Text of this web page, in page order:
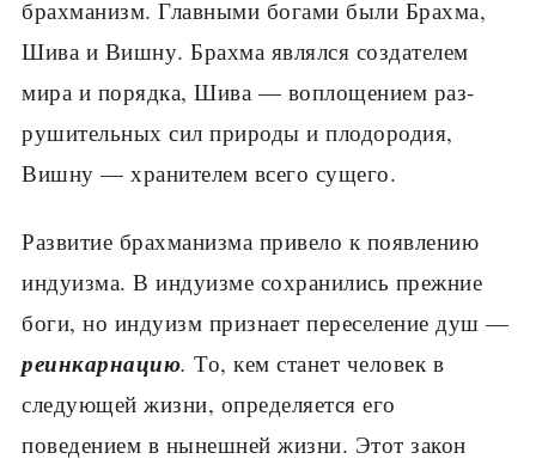
брахманизм. Главными богами были Брахма,
Шива и Вишну. Брахма являлся создателем
мира и порядка, Шива — воплощением раз­
рушительных сил природы и плодородия,
Вишну — хранителем всего сущего.
Развитие брахманизма привело к появ­лению
индуизма. В индуизме сохранились прежние
боги, но индуизм признает пересе­ление душ —
реинкарнацию. То, кем станет человек в
следующей жизни, определяется его
поведением в нынешней жизни. Этот закон